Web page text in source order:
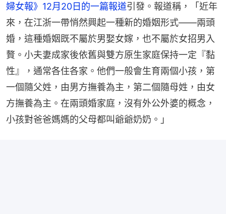
婦女報》12月20日的一篇報道引發。報道稱，「近年
來，在江浙一帶悄然興起一種新的婚姻形式——兩頭
婚，這種婚姻既不屬於男娶女嫁，也不屬於女招男入
贅。小夫妻成家後依舊與雙方原生家庭保持一定『黏
性』，通常各住各家。他們一般會生育兩個小孩，第
一個隨父姓，由男方撫養為主，第二個隨母姓，由女
方撫養為主。在兩頭婚家庭，沒有外公外婆的概念，
小孩對爸爸媽媽的父母都叫爺爺奶奶。」